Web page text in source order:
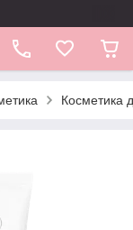
Косметика